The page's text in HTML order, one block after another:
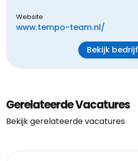
Website
www.tempo-team.nl/
Bekijk bedrijf
Gerelateerde Vacatures
Bekijk gerelateerde vacatures